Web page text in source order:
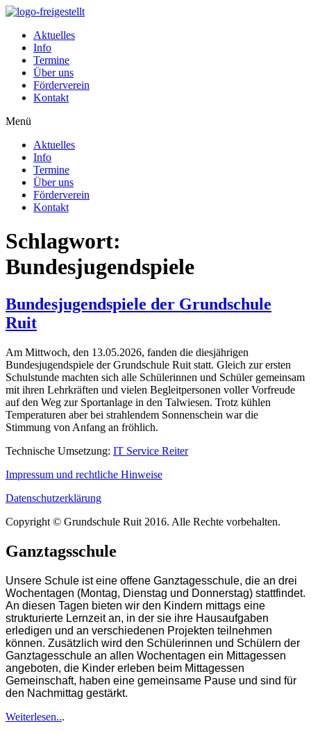
Zum
wechselnAktuelles
Info
Termine
Über uns
Förderverein
Kontakt
Menü
Aktuelles
Info
Termine
Über uns
Förderverein
Kontakt
Schlagwort:
Bundesjugendspiele
Bundesjugendspiele der Grundschule
Ruit
Am Mittwoch, den 13.05.2026, fanden die diesjährigen
Bundesjugendspiele der Grundschule Ruit statt. Gleich zur ersten
Schulstunde machten sich alle Schülerinnen und Schüler gemeinsam
mit ihren Lehrkräften und vielen Begleitpersonen voller Vorfreude
auf den Weg zur Sportanlage in den Talwiesen. Trotz kühlen
Temperaturen aber bei strahlendem Sonnenschein war die
Stimmung von Anfang an fröhlich.
Technische Umsetzung: IT Service Reiter
Impressum und rechtliche Hinweise
Datenschutzerklärung
Copyright © Grundschule Ruit 2016. Alle Rechte vorbehalten.
Ganztagsschule
Unsere Schule ist eine offene Ganztagesschule, die an drei
Wochentagen (Montag, Dienstag und Donnerstag) stattfindet.
An diesen Tagen bieten wir den Kindern mittags eine
strukturierte Lernzeit an, in der sie ihre Hausaufgaben
erledigen und an verschiedenen Projekten teilnehmen
können. Zusätzlich wird den Schülerinnen und Schülern der
Ganztagesschule an allen Wochentagen ein Mittagessen
angeboten, die Kinder erleben beim Mittagessen
Gemeinschaft, haben eine gemeinsame Pause und sind für
den Nachmittag gestärkt.
Weiterlesen...